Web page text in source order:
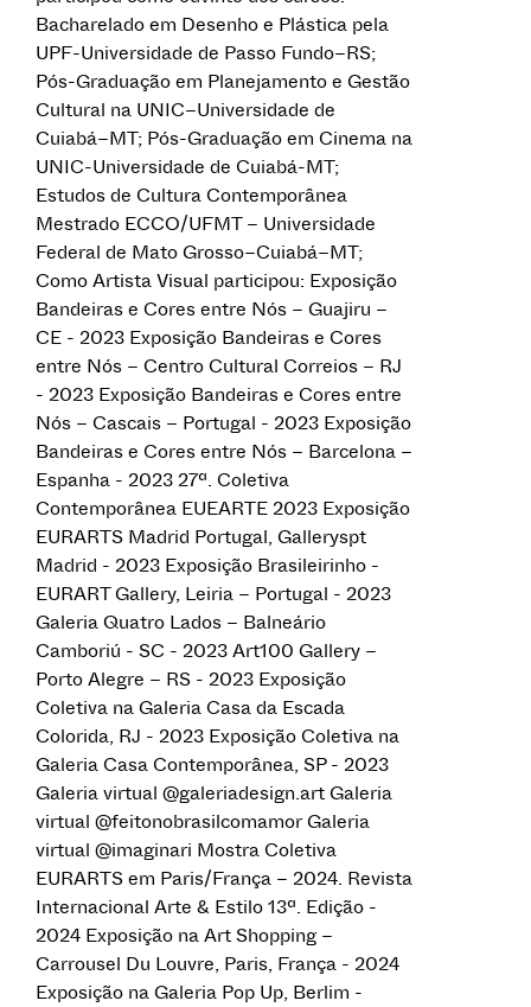
Bacharelado em Desenho e Plástica pela
UPF-Universidade de Passo Fundo–RS;
Pós-Graduação em Planejamento e Gestão
Cultural na UNIC–Universidade de
Cuiabá–MT; Pós-Graduação em Cinema na
UNIC-Universidade de Cuiabá-MT;
Estudos de Cultura Contemporânea
Mestrado ECCO/UFMT – Universidade
Federal de Mato Grosso–Cuiabá–MT;
Como Artista Visual participou: Exposição
Bandeiras e Cores entre Nós – Guajiru –
CE - 2023 Exposição Bandeiras e Cores
entre Nós – Centro Cultural Correios – RJ
- 2023 Exposição Bandeiras e Cores entre
Nós – Cascais – Portugal - 2023 Exposição
Bandeiras e Cores entre Nós – Barcelona –
Espanha - 2023 27ª. Coletiva
Contemporânea EUEARTE 2023 Exposição
EURARTS Madrid Portugal, Galleryspt
Madrid - 2023 Exposição Brasileirinho -
EURART Gallery, Leiria – Portugal - 2023
Galeria Quatro Lados – Balneário
Camboriú - SC - 2023 Art100 Gallery –
Porto Alegre – RS - 2023 Exposição
Coletiva na Galeria Casa da Escada
Colorida, RJ - 2023 Exposição Coletiva na
Galeria Casa Contemporânea, SP - 2023
Galeria virtual @galeriadesign.art Galeria
virtual @feitonobrasilcomamor Galeria
virtual @imaginari Mostra Coletiva
EURARTS em Paris/França – 2024. Revista
Internacional Arte & Estilo 13ª. Edição -
2024 Exposição na Art Shopping –
Carrousel Du Louvre, Paris, França - 2024
Exposição na Galeria Pop Up, Berlim -